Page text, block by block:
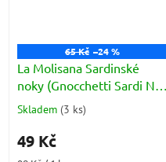
65 Kč –24 %
La Molisana Sardinské
noky (Gnocchetti Sardi No.
27) 500g
Průměrné
produktu
Skladem (3 ks)
49 Kč